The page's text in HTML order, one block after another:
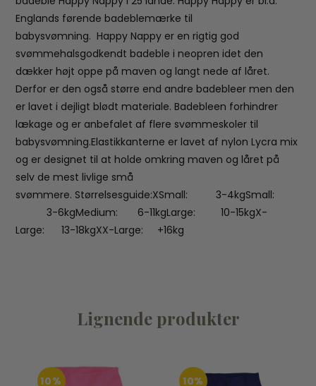
Englands førende badeblemærke til
babysvømning. Happy Nappy er en rigtig god
svømmehalsgodkendt badeble i neopren idet den
dækker højt oppe på maven og langt nede af låret.
Derfor er den også større end andre badebleer men den
er lavet i dejligt blødt materiale. Badebleen forhindrer
lækage og er anbefalet af flere svømmeskoler til
babysvømning.Elastikkanterne er lavet af nylon Lycra mix
og er designet til at holde omkring maven og låret på
selv de mest livlige små
svømmere. Størrelsesguide:XSmall: 3-4kgSmall:
3-6kgMedium: 6-11kgLarge: 10-15kgX-
Large: 13-18kgXX-Large: +16kg
Lignende produkter
10% 10%